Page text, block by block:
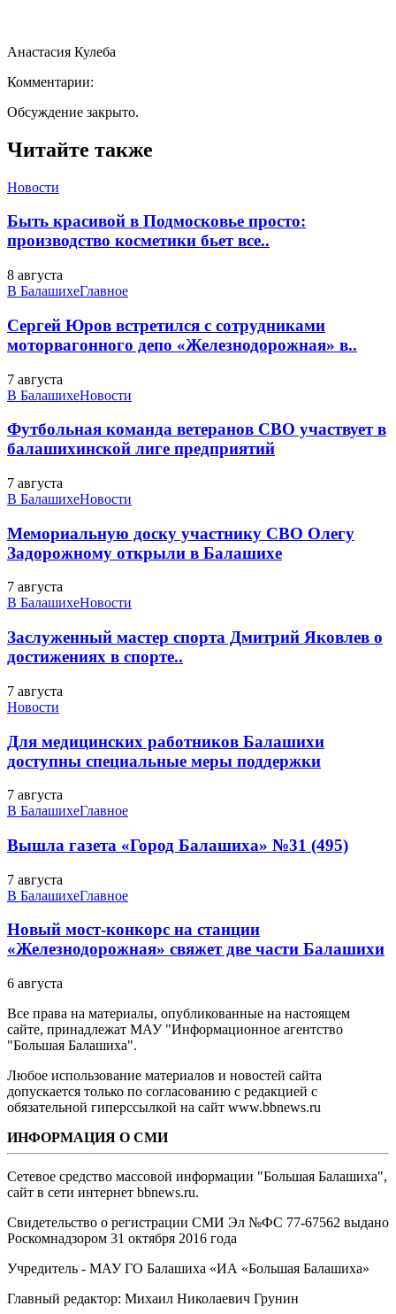
Анастасия Кулеба
Комментарии:
Обсуждение закрыто.
Читайте также
Новости
Быть красивой в Подмосковье просто:
производство косметики бьет все..
8 августа
В БалашихеГлавное
Сергей Юров встретился с сотрудниками
моторвагонного депо «Железнодорожная» в..
7 августа
В БалашихеНовости
Футбольная команда ветеранов СВО участвует в
балашихинской лиге предприятий
7 августа
В БалашихеНовости
Мемориальную доску участнику СВО Олегу
Задорожному открыли в Балашихе
7 августа
В БалашихеНовости
Заслуженный мастер спорта Дмитрий Яковлев о
достижениях в спорте..
7 августа
Новости
Для медицинских работников Балашихи
доступны специальные меры поддержки
7 августа
В БалашихеГлавное
Вышла газета «Город Балашиха» №31 (495)
7 августа
В БалашихеГлавное
Новый мост-конкорс на станции
«Железнодорожная» свяжет две части Балашихи
6 августа
Все права на материалы, опубликованные на настоящем
сайте, принадлежат МАУ "Информационное агентство
"Большая Балашиха".
Любое использование материалов и новостей сайта
допускается только по согласованию с редакцией с
обязательной гиперссылкой на сайт www.bbnews.ru
ИНФОРМАЦИЯ О СМИ
Сетевое средство массовой информации "Большая Балашиха",
сайт в сети интернет bbnews.ru.
Свидетельство о регистрации СМИ Эл №ФС ‎77-67562 выдано
Роскомнадзором 31 октября 2016 года
Учредитель - МАУ ГО Балашиха «ИА «Большая Балашиха»
Главный редактор: Михаил Николаевич Грунин